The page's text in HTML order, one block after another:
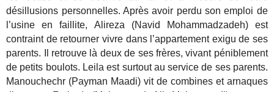
désillusions personnelles. Après avoir perdu son emploi de
l’usine en faillite, Alireza (Navid Mohammadzadeh) est
contraint de retourner vivre dans l’appartement exigu de ses
parents. Il retrouve là deux de ses frères, vivant péniblement
de petits boulots. Leila est surtout au service de ses parents.
Manouchechr (Payman Maadi) vit de combines et arnaques